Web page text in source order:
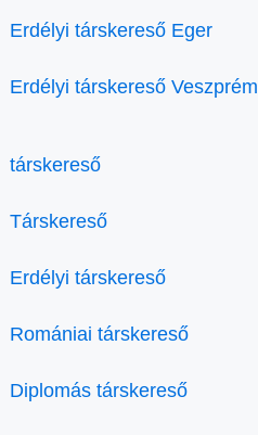
Erdélyi társkereső Eger
Erdélyi társkereső Veszprém
társkereső
Társkereső
Erdélyi társkereső
Romániai társkereső
Diplomás társkereső